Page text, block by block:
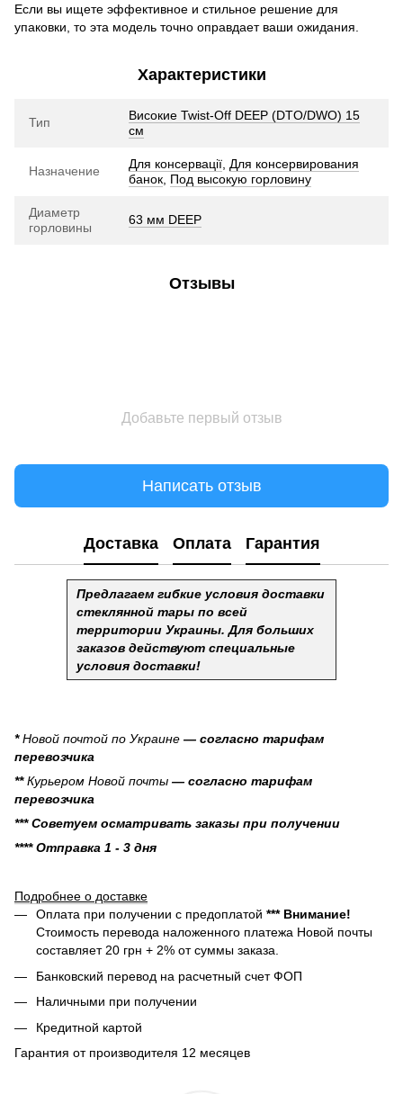
Если вы ищете эффективное и стильное решение для
упаковки, то эта модель точно оправдает ваши ожидания.
Характеристики
Тип
Високие Twist-Off DEEP (DTO/DWO) 15
см
Назначение Для консервації Для консервирования
банок Под высокую горловину
Диаметр
горловины
63 мм DEEP
Отзывы
Добавьте первый отзыв
Написать отзыв
Доставка Оплата Гарантия
Предлагаем гибкие условия доставки
стеклянной тары по всей
территории Украины. Для больших
заказов действуют специальные
условия доставки!
*Новой почтой по Украине — согласно тарифам
перевозчика
**Курьером Новой почты — согласно тарифам
перевозчика
*** Советуем осматривать заказы при получении
**** Отправка 1 - 3 дня
Подробнее о доставке
Оплата при получении с предоплатой *** Внимание!
Стоимость перевода наложенного платежа Новой почты
составляет 20 грн + 2% от суммы заказа.
Банковский перевод на расчетный счет ФОП
Наличными при получении
Кредитной картой
Гарантия от производителя 12 месяцев